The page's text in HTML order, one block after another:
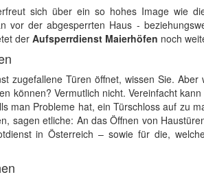
sich über ein so hohes Image wie
vor der abgesperrten Haus -
der Aufsperrdienst Maierhöfen noch
zugefallene Türen öffnet, wissen Sie.
können? Vermutlich nicht. Vereinfacht
man Probleme hat, ein Türschloss auf zu
sagen etliche: An das Öffnen von
in Österreich – sowie für die,